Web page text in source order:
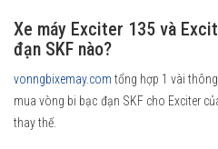
Xe máy Exciter 135 và
đạn SKF nào?
vonngbixemay.com tổng hợp 1 vài
mua vòng bi bạc đạn SKF cho Exciter
thay thế.